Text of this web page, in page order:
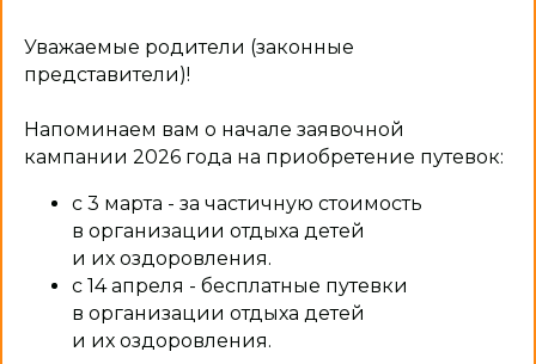
Уважаемые родители (законные
представители)!
Напоминаем вам о начале заявочной
кампании 2026 года на приобретение путевок:
с 3 марта - за частичную стоимость
в организации отдыха детей
и их оздоровления.
с 14 апреля - бесплатные путевки
в организации отдыха детей
и их оздоровления.